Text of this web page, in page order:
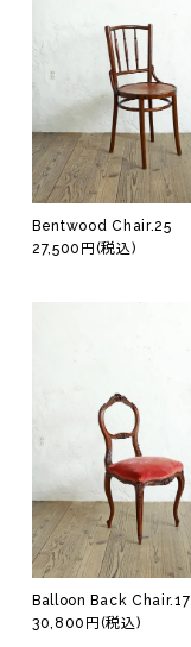
Bentwood Chair.25
27,500円(税込)
Balloon Back Chair.17
30,800円(税込)